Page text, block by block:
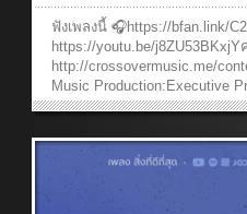
ฟังเพลงนี้ 🎧https://bfan.link/
https://youtu.be/j8ZU53BKxjY
http://crossovermusic.me/
Music Production:Executive
Ruangkit YongpiyakulAuthor :
NantidaBackground vocal :
YongpiyakulAcoustic &
SupakarapongkulDrums:
Supakarapongkul Music